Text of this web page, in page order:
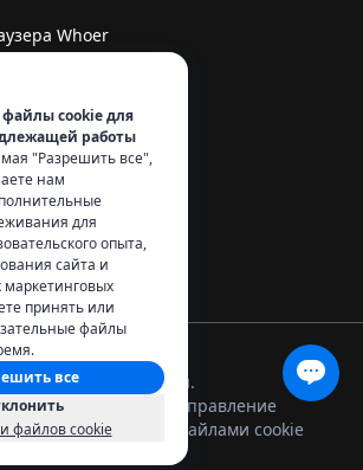
Whoer
Все права защищены.
Условия
использования
Управление
файлами cookie
cookie для
работы
"Разрешить все",
нам
для
опыта,
сайта и
принять или
файлы
все
файлов cookie